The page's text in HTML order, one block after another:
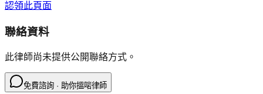
認領此頁面
聯絡資料
此律師尚未提供公開聯絡方式。
免費諮詢 · 助你搵啱律師